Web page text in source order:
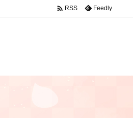
 RSS Feedly